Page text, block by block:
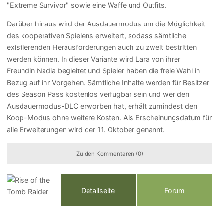
"Extreme Survivor" sowie eine Waffe und Outfits.
Darüber hinaus wird der Ausdauermodus um die Möglichkeit
des kooperativen Spielens erweitert, sodass sämtliche
existierenden Herausforderungen auch zu zweit bestritten
werden können. In dieser Variante wird Lara von ihrer
Freundin Nadia begleitet und Spieler haben die freie Wahl in
Bezug auf ihr Vorgehen. Sämtliche Inhalte werden für Besitzer
des Season Pass kostenlos verfügbar sein und wer den
Ausdauermodus-DLC erworben hat, erhält zumindest den
Koop-Modus ohne weitere Kosten. Als Erscheinungsdatum für
alle Erweiterungen wird der 11. Oktober genannt.
Zu den Kommentaren (0)
Detailseite Forum